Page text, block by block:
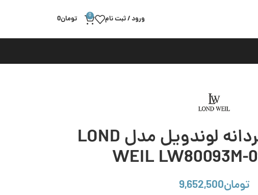
ورود / ثبت نام 0 تومان0
ساعت مچی مردانه لوندویل مدل LOND
WEIL LW80093M-
تومان9,652,500